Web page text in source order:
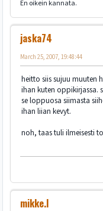
En oikein kannata.
jaska74
March 25, 2007, 19:48:44
heitto siis sujuu muuten
ihan kuten oppikirjassa.
se loppuosa siimasta
ihan liian kevyt.
noh, taas tuli ilmeisesti
mikke.l